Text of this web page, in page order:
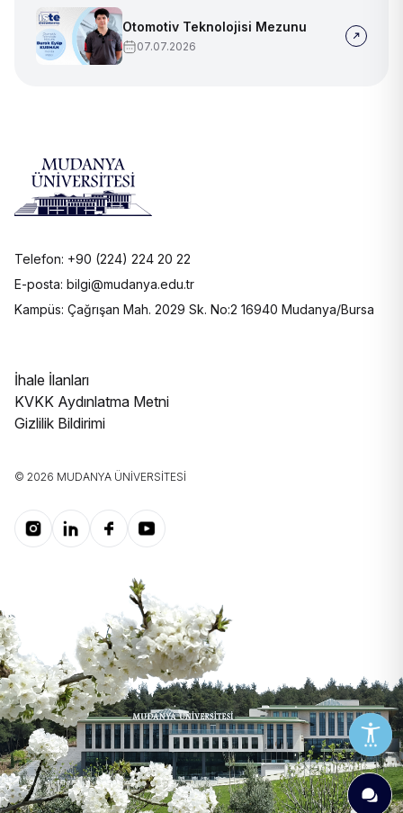
Otomotiv Teknolojisi Mezunu
07.07.2026
Telefon: +90 (224) 224 20 22
E-posta: bilgi@mudanya.edu.tr
Kampüs: Çağrışan Mah. 2029 Sk. No:2 16940 Mudanya/Bursa
İhale İlanları
KVKK Aydınlatma Metni
Gizlilik Bildirimi
© 2026 MUDANYA ÜNIVERSITESI